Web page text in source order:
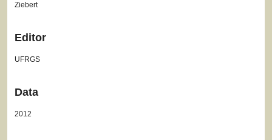
Ziebert
Editor
UFRGS
Data
2012